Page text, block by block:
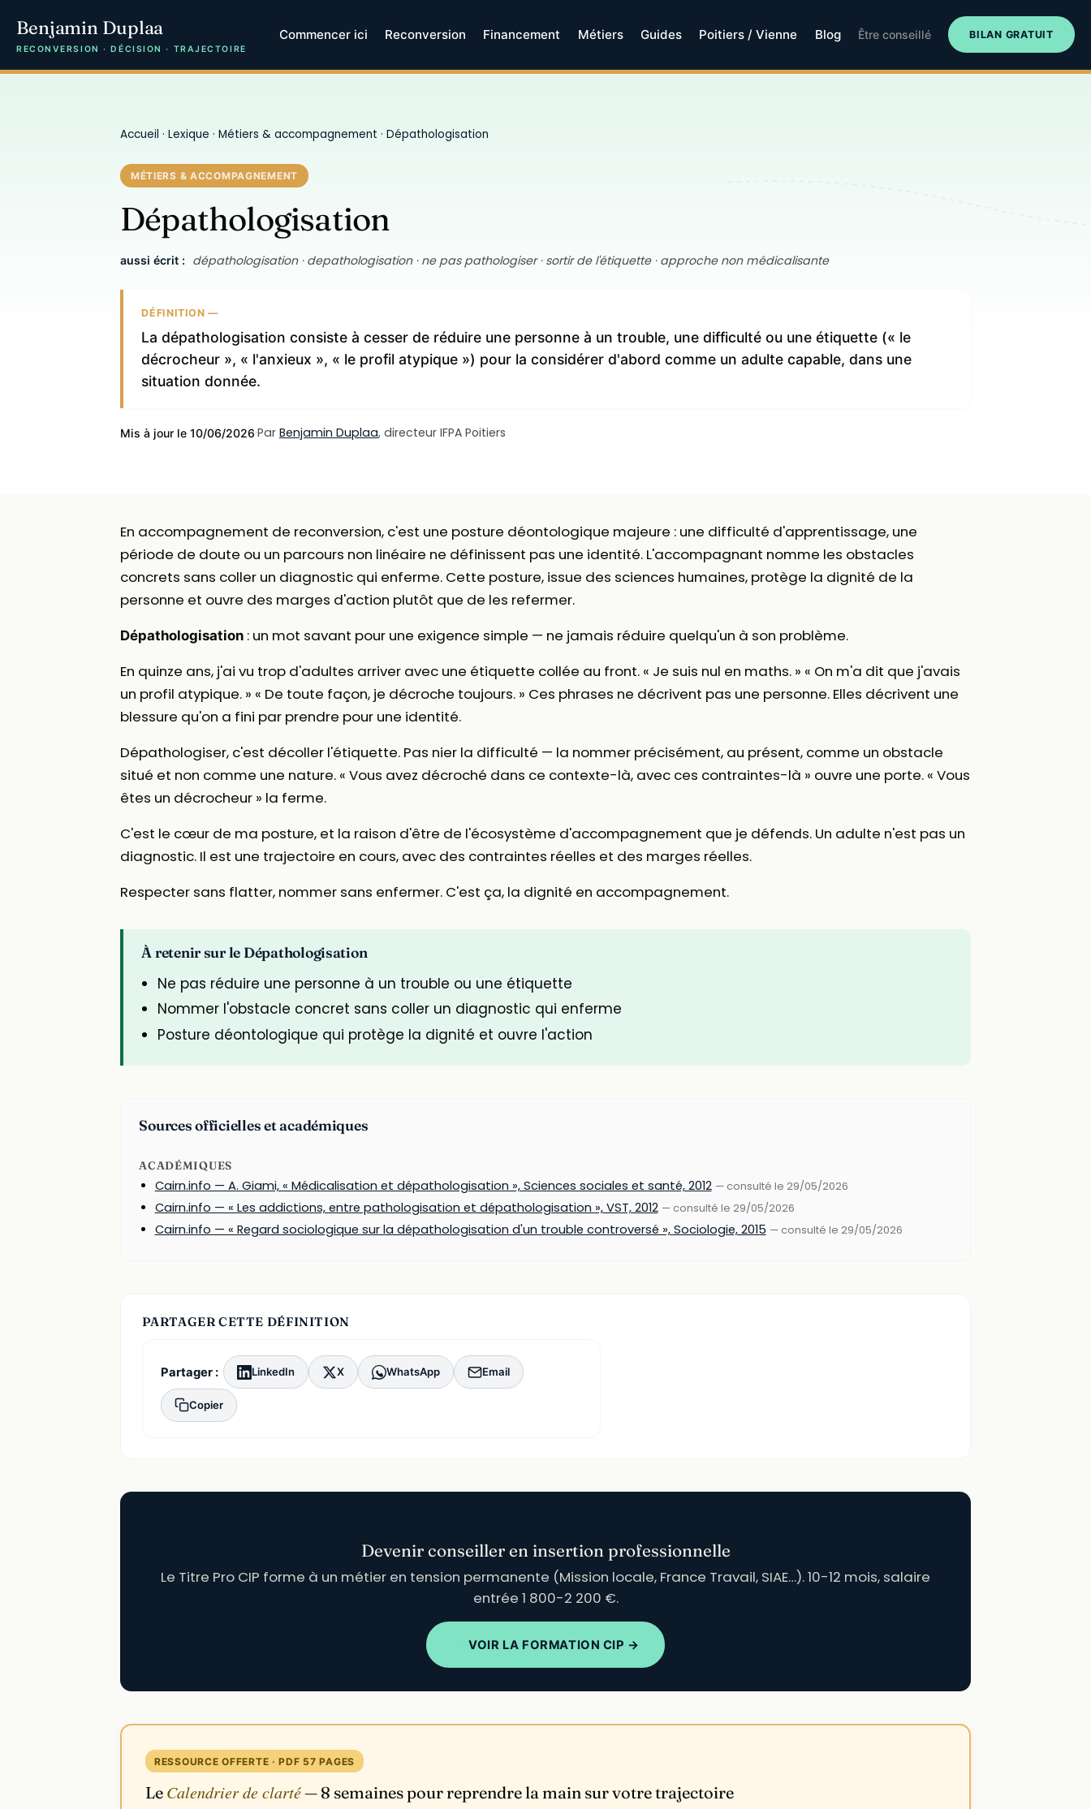
Benjamin Duplaa
RECONVERSION · DÉCISION · TRAJECTOIRE
Commencer ici Reconversion Financement Métiers Guides Poitiers / Vienne Blog Être conseillé BILAN GRATUIT
Accueil · Lexique · Métiers & accompagnement · Dépathologisation
MÉTIERS & ACCOMPAGNEMENT
Dépathologisation
aussi écrit : dépathologisation · depathologisation · ne pas pathologiser · sortir de l'étiquette · approche non médicalisante
DÉFINITION —
La dépathologisation consiste à cesser de réduire une personne à un trouble, une difficulté ou une étiquette (« le
décrocheur », « l'anxieux », « le profil atypique ») pour la considérer d'abord comme un adulte capable, dans une
situation donnée.
Mis à jour le 10/06/2026·Par Benjamin Duplaa, directeur IFPA Poitiers
En accompagnement de reconversion, c'est une posture déontologique majeure : une difficulté d'apprentissage, une
période de doute ou un parcours non linéaire ne définissent pas une identité. L'accompagnant nomme les obstacles
concrets sans coller un diagnostic qui enferme. Cette posture, issue des sciences humaines, protège la dignité de la
personne et ouvre des marges d'action plutôt que de les refermer.
Dépathologisation : un mot savant pour une exigence simple — ne jamais réduire quelqu'un à son problème.
En quinze ans, j'ai vu trop d'adultes arriver avec une étiquette collée au front. « Je suis nul en maths. » « On m'a dit que j'avais
un profil atypique. » « De toute façon, je décroche toujours. » Ces phrases ne décrivent pas une personne. Elles décrivent une
blessure qu'on a fini par prendre pour une identité.
Dépathologiser, c'est décoller l'étiquette. Pas nier la difficulté — la nommer précisément, au présent, comme un obstacle
situé et non comme une nature. « Vous avez décroché dans ce contexte-là, avec ces contraintes-là » ouvre une porte. « Vous
êtes un décrocheur » la ferme.
C'est le cœur de ma posture, et la raison d'être de l'écosystème d'accompagnement que je défends. Un adulte n'est pas un
diagnostic. Il est une trajectoire en cours, avec des contraintes réelles et des marges réelles.
Respecter sans flatter, nommer sans enfermer. C'est ça, la dignité en accompagnement.
À retenir sur le Dépathologisation
Ne pas réduire une personne à un trouble ou une étiquette
Nommer l'obstacle concret sans coller un diagnostic qui enferme
Posture déontologique qui protège la dignité et ouvre l'action
Sources officielles et académiques
ACADÉMIQUES
Cairn.info — A. Giami, « Médicalisation et dépathologisation », Sciences sociales et santé, 2012 — consulté le 29/05/2026
Cairn.info — « Les addictions, entre pathologisation et dépathologisation », VST, 2012 — consulté le 29/05/2026
Cairn.info — « Regard sociologique sur la dépathologisation d'un trouble controversé », Sociologie, 2015 — consulté le 29/05/2026
PARTAGER CETTE DÉFINITION
Partager : LinkedIn X WhatsApp Email
Copier
Devenir conseiller en insertion professionnelle
Le Titre Pro CIP forme à un métier en tension permanente (Mission locale, France Travail, SIAE…). 10-12 mois, salaire
entrée 1 800-2 200 €.
VOIR LA FORMATION CIP →
RESSOURCE OFFERTE · PDF 57 PAGES
Le Calendrier de clarté— 8 semaines pour reprendre la main sur votre trajectoire